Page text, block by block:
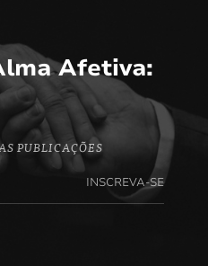
Afetiva:
PUBLICAÇÕES
INSCREVA-SE